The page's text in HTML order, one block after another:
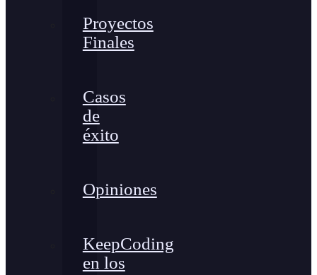
Proyectos
Finales
Casos
de
éxito
Opiniones
KeepCoding
en los